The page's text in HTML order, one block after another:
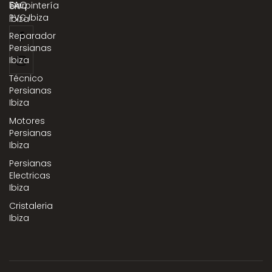
en
Ibiza
Carpintería
PVC Ibiza
Reparador
Persianas
Ibiza
Técnico
Persianas
Ibiza
Motores
Persianas
Ibiza
Persianas
Electricas
Ibiza
Cristaleria
Ibiza
FAQ